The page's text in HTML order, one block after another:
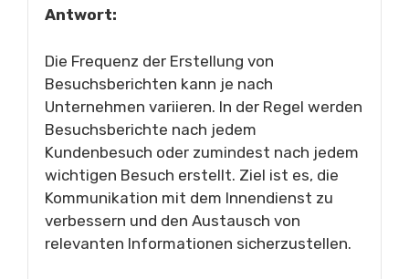
Antwort:
Die Frequenz der Erstellung von
Besuchsberichten kann je nach
Unternehmen variieren. In der Regel werden
Besuchsberichte nach jedem
Kundenbesuch oder zumindest nach jedem
wichtigen Besuch erstellt. Ziel ist es, die
Kommunikation mit dem Innendienst zu
verbessern und den Austausch von
relevanten Informationen sicherzustellen.